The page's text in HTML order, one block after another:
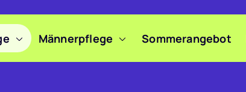
Männerpflege Sommerangebot